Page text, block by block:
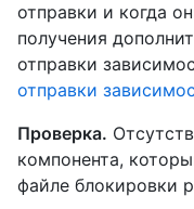
отправки и когда
получения
отправки
отправки
Проверка.
компонента,
файле блокировки